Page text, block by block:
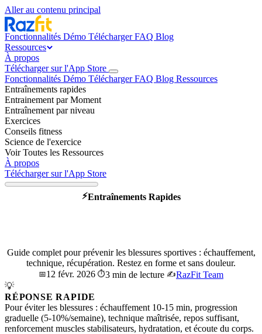
Aller au contenu principal
Fonctionnalités Démo TéléchargerFAQ Blog
Ressources
À propos
Télécharger sur l'App Store
Fonctionnalités Démo TéléchargerFAQ Blog Ressources
Entraînements rapides
Entrainement par Moment
Entraînement par niveau
Exercices
Conseils fitness
Science de l'exercice
Voir Toutes les Ressources
À propos
Télécharger sur l'App Store
⚡Entraînements Rapides
Guide complet pour prévenir les blessures sportives : échauffement,
technique, récupération. Restez en forme et sans douleur.
📅12 févr. 2026 ⏱️3 min de lecture ✍️RazFit Team
💡
RÉPONSE RAPIDE
Pour éviter les blessures : échauffement 10-15 min, progression
graduelle (5-10%/semaine), technique maîtrisée, repos suffisant,
renforcement muscles stabilisateurs, hydratation, et écoute du corps.